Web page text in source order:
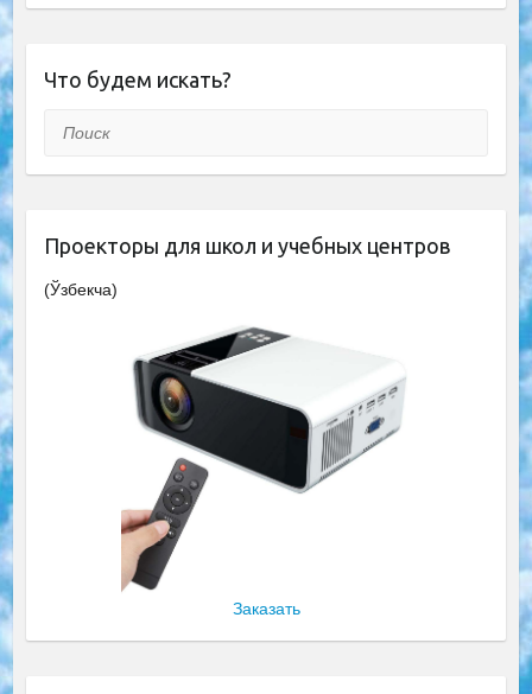
Что будем искать?
Поиск
Проекторы для школ и учебных центров
(Ўзбекча)
Заказать